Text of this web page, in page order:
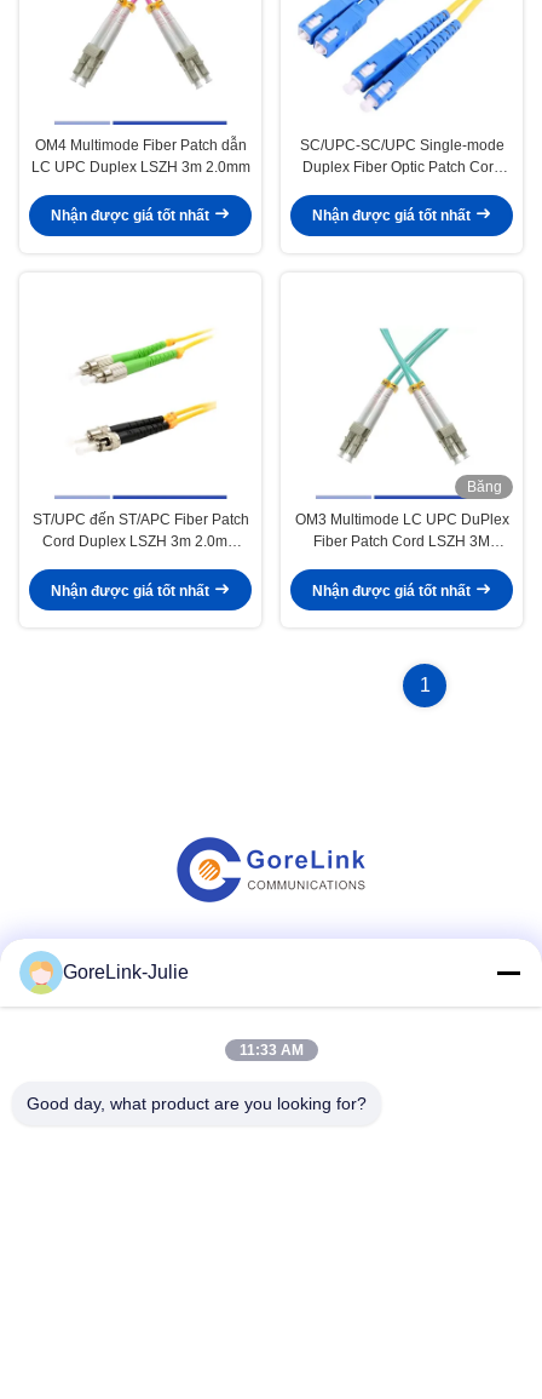
OM4 Multimode Fiber Patch dẫn
LC UPC Duplex LSZH 3m 2.0mm
Nhận được giá tốt nhất
SC/UPC-SC/UPC Single-mode
Duplex Fiber Optic Patch Cord
Nhận được giá tốt nhất
ST/UPC đến ST/APC Fiber Patch
Cord Duplex LSZH 3m 2.0mm
Nhận được giá tốt nhất
Băng
hình
OM3 Multimode LC UPC DuPlex
Fiber Patch Cord LSZH 3M
Nhận được giá tốt nhất
1
Truyền thông xã hội
GoreLink-Julie
11:33 AM
Good day, what product are you looking for?